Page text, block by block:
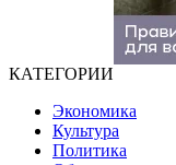
КАТЕГОРИИ
Экономика
Культура
Политика